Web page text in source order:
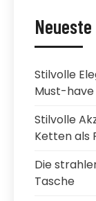
Stilvolle
Must-have
Stilvolle
Ketten als
Die
Tasche